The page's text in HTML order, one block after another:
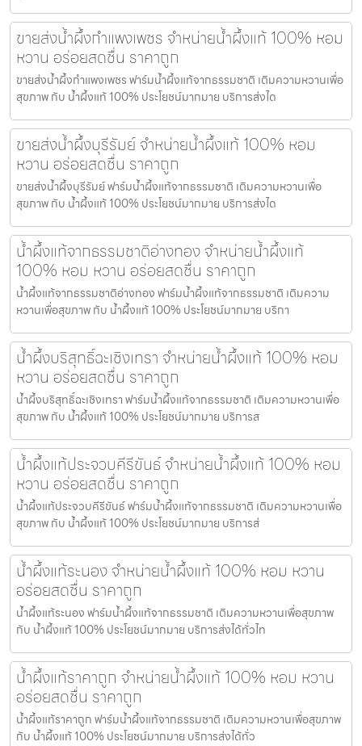
ขายส่งน้ำผึ้งกำแพงเพชร จำหน่ายน้ำผึ้งแท้ 100% หอม
หวาน อร่อยสดชื่น ราคาถูก
ขายส่งน้ำผึ้งกำแพงเพชร ฟาร์มน้ำผึ้งแท้จากธรรมชาติ เติมความหวานเพื่อ
สุขภาพ กับ น้ำผึ้งแท้ 100% ประโยชน์มากมาย บริการส่งได
ขายส่งน้ำผึ้งบุรีรัมย์ จำหน่ายน้ำผึ้งแท้ 100% หอม
หวาน อร่อยสดชื่น ราคาถูก
ขายส่งน้ำผึ้งบุรีรัมย์ ฟาร์มน้ำผึ้งแท้จากธรรมชาติ เติมความหวานเพื่อ
สุขภาพ กับ น้ำผึ้งแท้ 100% ประโยชน์มากมาย บริการส่งได
น้ำผึ้งแท้จากธรรมชาติอ่างทอง จำหน่ายน้ำผึ้งแท้
100% หอม หวาน อร่อยสดชื่น ราคาถูก
น้ำผึ้งแท้จากธรรมชาติอ่างทอง ฟาร์มน้ำผึ้งแท้จากธรรมชาติ เติมความ
หวานเพื่อสุขภาพ กับ น้ำผึ้งแท้ 100% ประโยชน์มากมาย บริกา
น้ำผึ้งบริสุทธิ์ฉะเชิงเทรา จำหน่ายน้ำผึ้งแท้ 100% หอม
หวาน อร่อยสดชื่น ราคาถูก
น้ำผึ้งบริสุทธิ์ฉะเชิงเทรา ฟาร์มน้ำผึ้งแท้จากธรรมชาติ เติมความหวานเพื่อ
สุขภาพ กับ น้ำผึ้งแท้ 100% ประโยชน์มากมาย บริการส
น้ำผึ้งแท้ประจวบคีรีขันธ์ จำหน่ายน้ำผึ้งแท้ 100% หอม
หวาน อร่อยสดชื่น ราคาถูก
น้ำผึ้งแท้ประจวบคีรีขันธ์ ฟาร์มน้ำผึ้งแท้จากธรรมชาติ เติมความหวานเพื่อ
สุขภาพ กับ น้ำผึ้งแท้ 100% ประโยชน์มากมาย บริการส่
น้ำผึ้งแท้ระนอง จำหน่ายน้ำผึ้งแท้ 100% หอม หวาน
อร่อยสดชื่น ราคาถูก
น้ำผึ้งแท้ระนอง ฟาร์มน้ำผึ้งแท้จากธรรมชาติ เติมความหวานเพื่อสุขภาพ
กับ น้ำผึ้งแท้ 100% ประโยชน์มากมาย บริการส่งได้ทั่วไท
น้ำผึ้งแท้ราคาถูก จำหน่ายน้ำผึ้งแท้ 100% หอม หวาน
อร่อยสดชื่น ราคาถูก
น้ำผึ้งแท้ราคาถูก ฟาร์มน้ำผึ้งแท้จากธรรมชาติ เติมความหวานเพื่อสุขภาพ
กับ น้ำผึ้งแท้ 100% ประโยชน์มากมาย บริการส่งได้ทั่ว